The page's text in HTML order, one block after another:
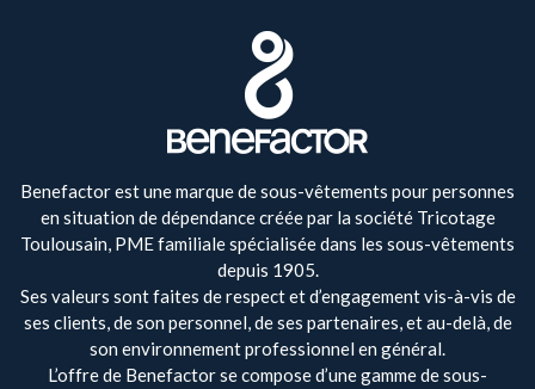
Benefactor est une marque de sous-vêtements pour personnes
en situation de dépendance créée par la société Tricotage
Toulousain, PME familiale spécialisée dans les sous-vêtements
depuis 1905.
Ses valeurs sont faites de respect et d’engagement vis-à-vis de
ses clients, de son personnel, de ses partenaires, et au-delà, de
son environnement professionnel en général.
L’offre de Benefactor se compose d’une gamme de sous-